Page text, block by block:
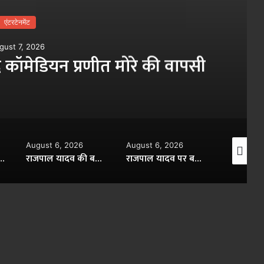
एंटरटेनमेंट
7, 2026
कॉमेडियन प्रणीत मोरे की वापसी
फेम रुपाली गांगुली का बड़ा बयान
August 6, 2026
राजपाल यादव की बढ़ीं मुश्किलें, ₹16 करोड़ के कर्ज पर बैंक ने संपत्ति नीलामी का नोटिस चिपकाया
August 6, 2026
राजपाल यादव पर बढ़ी मुसीबत, 16 करोड़ के कर्ज में संपत्ति नीलामी नोटिस
August 6,